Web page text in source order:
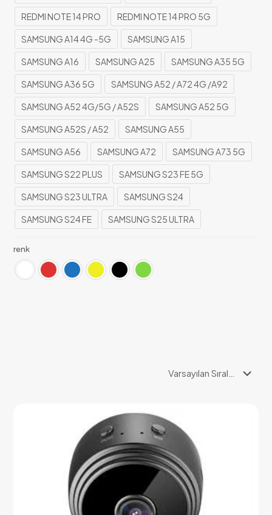
REDMI NOTE 14 PRO REDMI NOTE 14 PRO 5G
SAMSUNG A14 4G -5G SAMSUNG A15
SAMSUNG A16 SAMSUNG A25 SAMSUNG A35 5G
SAMSUNG A36 5G SAMSUNG A52 / A72 4G /A92
SAMSUNG A52 4G/5G / A52S SAMSUNG A52 5G
SAMSUNG A52S / A52 SAMSUNG A55
SAMSUNG A56 SAMSUNG A72 SAMSUNG A73 5G
SAMSUNG S22 PLUS SAMSUNG S23 FE 5G
SAMSUNG S23 ULTRA SAMSUNG S24
SAMSUNG S24 FE SAMSUNG S25 ULTRA
renk